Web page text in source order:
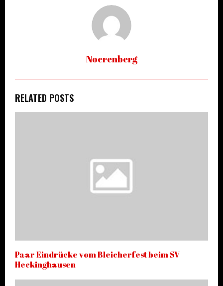
Noerenberg
RELATED POSTS
Paar Eindrücke vom Bleicherfest beim SV
Heckinghausen